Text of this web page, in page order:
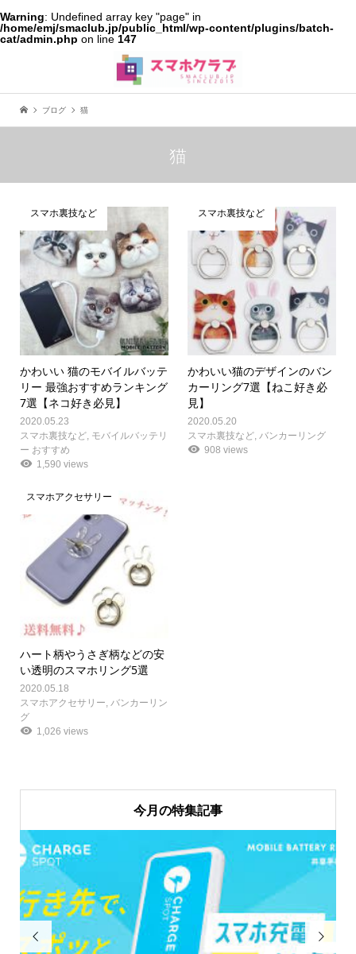
Warning: Undefined array key "page" in
/home/emj/smaclub.jp/public_html/wp-content/plugins/batch-
cat/admin.php on line 147
ブログ 猫
猫
スマホ裏技など
かわいい 猫のモバイルバッテ
リー 最強おすすめランキング
7選【ネコ好き必見】
2020.05.23
スマホ裏技など, モバイルバッテリ
ー おすすめ
1,590 views
スマホ裏技など
かわいい猫のデザインのバン
カーリング7選【ねこ好き必
見】
2020.05.20
スマホ裏技など バンカーリング
908 views
スマホアクセサリー
ハート柄やうさぎ柄などの安
い透明のスマホリング5選
2020.05.18
スマホアクセサリー, バンカーリン
グ
1,026 views
今月の特集記事
 